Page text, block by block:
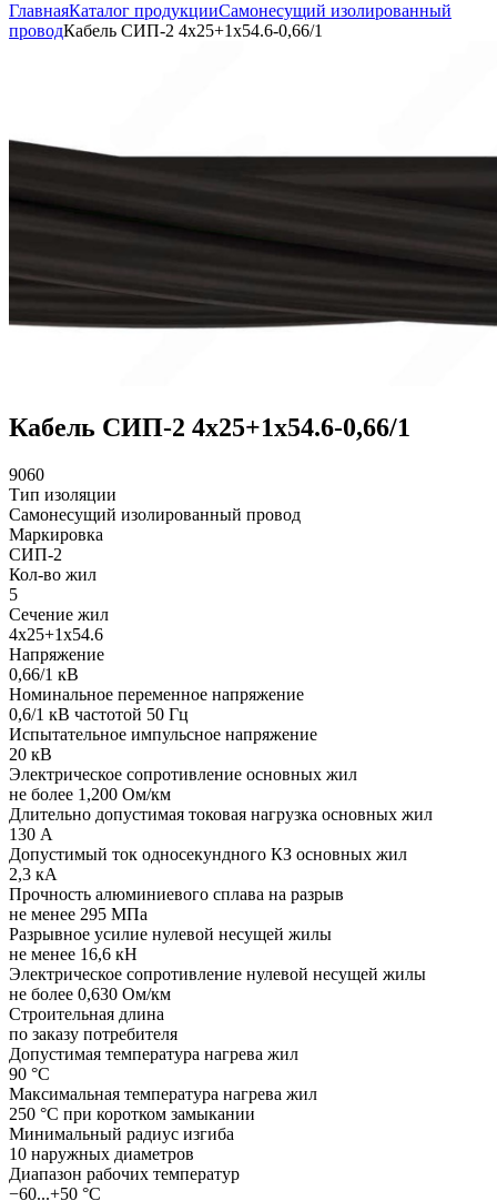
ГлавнаяКаталог продукцииСамонесущий изолированный
проводКабель СИП-2 4х25+1х54.6-0,66/1
Кабель СИП-2 4х25+1х54.6-0,66/1
9060
Тип изоляции
Самонесущий изолированный провод
Маркировка
СИП-2
Кол-во жил
5
Сечение жил
4х25+1х54.6
Напряжение
0,66/1 кВ
Номинальное переменное напряжение
0,6/1 кВ частотой 50 Гц
Испытательное импульсное напряжение
20 кВ
Электрическое сопротивление основных жил
не более 1,200 Ом/км
Длительно допустимая токовая нагрузка основных жил
130 А
Допустимый ток односекундного КЗ основных жил
2,3 кА
Прочность алюминиевого сплава на разрыв
не менее 295 МПа
Разрывное усилие нулевой несущей жилы
не менее 16,6 кН
Электрическое сопротивление нулевой несущей жилы
не более 0,630 Ом/км
Строительная длина
по заказу потребителя
Допустимая температура нагрева жил
90 °C
Максимальная температура нагрева жил
250 °C при коротком замыкании
Минимальный радиус изгиба
10 наружных диаметров
Диапазон рабочих температур
−60...+50 °C